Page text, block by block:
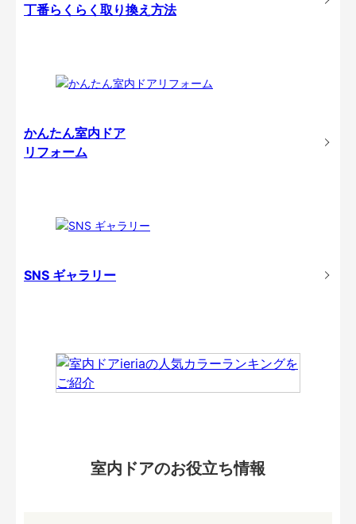
丁番らくらく取り換え方法
かんたん室内ドア
リフォーム
SNS ギャラリー
室内ドアのお役立ち情報